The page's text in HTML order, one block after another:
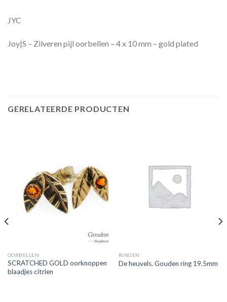
JYC
Joy|S – Zilveren pijl oorbellen – 4 x 10 mm – gold plated
GERELATEERDE PRODUCTEN
OORBELLEN
SCRATCHED GOLD oorknoppen
blaadjes citrien
RINGEN
De heuvels. Gouden ring 19.5mm